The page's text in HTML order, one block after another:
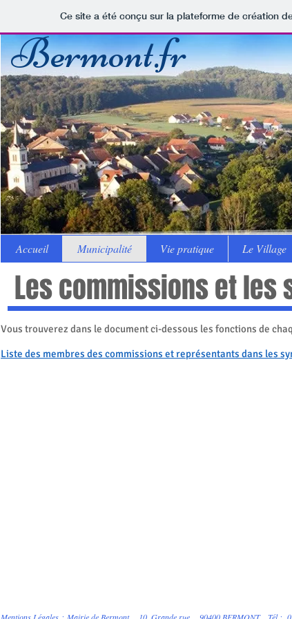
Ce site a été conçu sur la plateforme de création
Bermont.fr
Accueil Municipalité Vie pratique Le Village
Les commissions et les
Vous trouverez dans le document ci-dessous les fonctions de
Liste des membres des commissions et représentants dans les